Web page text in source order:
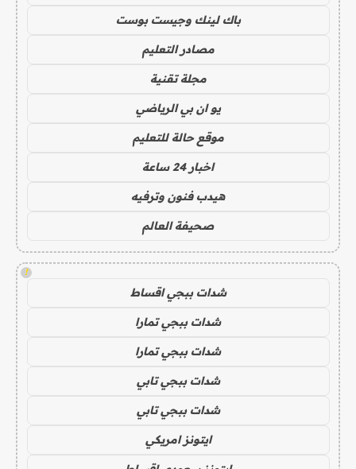
باك لينك وجيست بوست
مصادر التعليم
مجلة تقنية
يو ان بي الرياضي
موقع حالة للتعليم
اخبار 24 ساعة
هيدب فنون وترفيه
صحيفة العالم
!
شدات ببجي اقساط
شدات ببجي تمارا
شدات ببجي تمارا
شدات ببجي تابي
شدات ببجي تابي
ايتونز امريكي